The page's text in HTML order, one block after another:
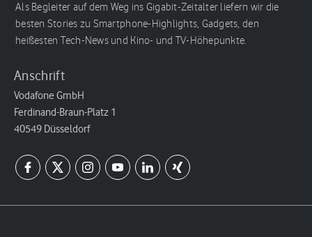
Als Begleiter auf dem Weg ins Gigabit-Zeitalter liefern wir die
besten Stories zu Smartphone-Highlights, Gadgets, den
heißesten Tech-News und Kino- und TV-Höhepunkte.
Anschrift
Vodafone GmbH
Ferdinand-Braun-Platz 1
40549 Düsseldorf